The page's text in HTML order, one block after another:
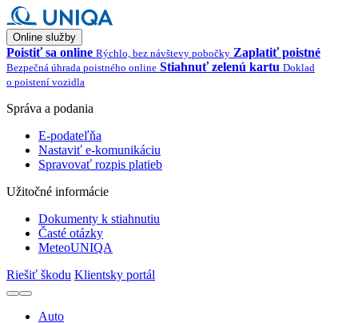
Online služby
Poistiť sa online Rýchlo, bez návštevy pobočky Zaplatiť poistné
Bezpečná úhrada poistného online Stiahnuť zelenú kartu Doklad
o poistení vozidla
Správa a podania
E-podateľňa
Nastaviť e-komunikáciu
Spravovať rozpis platieb
Užitočné informácie
Dokumenty k stiahnutiu
Časté otázky
MeteoUNIQA
Riešiť škodu Klientsky portál
Auto